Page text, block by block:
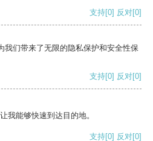
支持[0] 反对[0]
我们带来了无限的隐私保护和安全性保
支持[0] 反对[0]
我能够快速到达目的地。
支持[0] 反对[0]